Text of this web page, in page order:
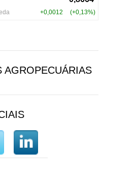
AGROPECUÁRIAS